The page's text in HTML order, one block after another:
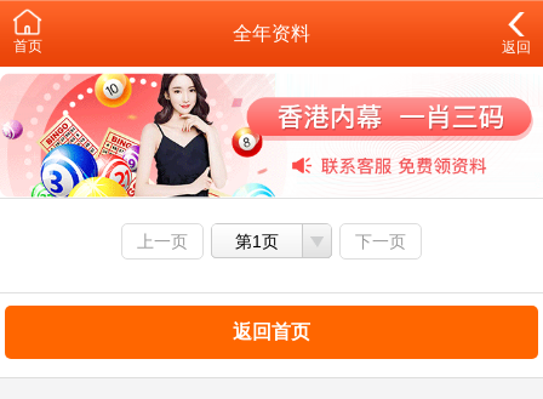
首页
全年资料
返回
上一页 第1页 下一页
返回首页